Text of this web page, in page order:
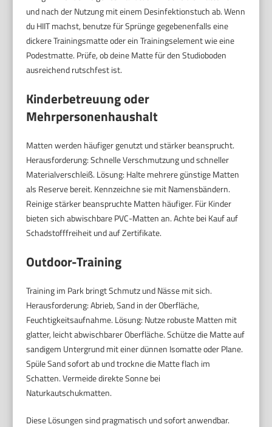
und nach der Nutzung mit einem Desinfektionstuch ab. Wenn
du HIIT machst, benutze für Sprünge gegebenenfalls eine
dickere Trainingsmatte oder ein Trainingselement wie eine
Podestmatte. Prüfe, ob deine Matte für den Studioboden
ausreichend rutschfest ist.
Kinderbetreuung oder
Mehrpersonenhaushalt
Matten werden häufiger genutzt und stärker beansprucht.
Herausforderung: Schnelle Verschmutzung und schneller
Materialverschleiß. Lösung: Halte mehrere günstige Matten
als Reserve bereit. Kennzeichne sie mit Namensbändern.
Reinige stärker beanspruchte Matten häufiger. Für Kinder
bieten sich abwischbare PVC-Matten an. Achte bei Kauf auf
Schadstofffreiheit und auf Zertifikate.
Outdoor-Training
Training im Park bringt Schmutz und Nässe mit sich.
Herausforderung: Abrieb, Sand in der Oberfläche,
Feuchtigkeitsaufnahme. Lösung: Nutze robuste Matten mit
glatter, leicht abwischbarer Oberfläche. Schütze die Matte auf
sandigem Untergrund mit einer dünnen Isomatte oder Plane.
Spüle Sand sofort ab und trockne die Matte flach im
Schatten. Vermeide direkte Sonne bei
Naturkautschukmatten.
Diese Lösungen sind pragmatisch und sofort anwendbar.